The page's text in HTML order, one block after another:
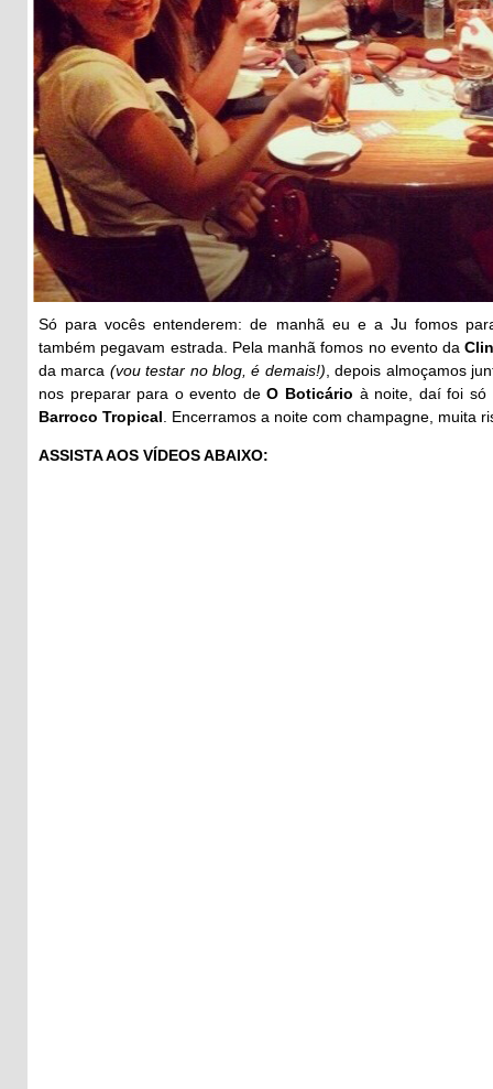
Só para vocês entenderem: de manhã eu e a Ju fomos
também pegavam estrada. Pela manhã fomos no evento da
da marca (vou testar no blog, é demais!) , depois almoçamos
nos preparar para o evento deO Boticário à noite, daí foi só
Barroco Tropical . Encerramos a noite com champagne, muita
ASSISTA AOS VÍDEOS ABAIXO: